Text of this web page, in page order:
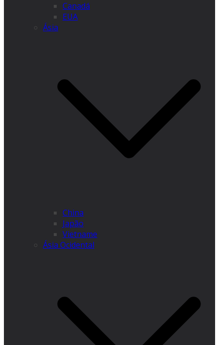
Canadá
EUA
Ásia
China
Japão
Vietname
Ásia Ocidental